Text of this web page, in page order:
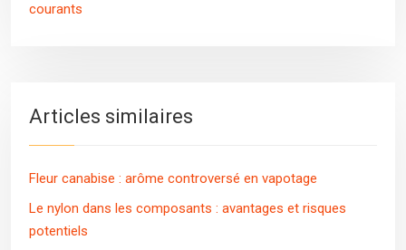
courants
Articles similaires
Fleur canabise : arôme controversé en vapotage
Le nylon dans les composants : avantages et risques
potentiels